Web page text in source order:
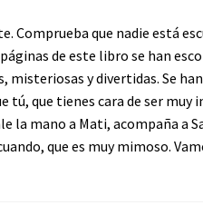
Comprueba que nadie está
de este libro se han
misteriosas y divertidas. Se
tú, que tienes cara de ser muy
la mano a Mati, acompaña a
que es muy mimoso.